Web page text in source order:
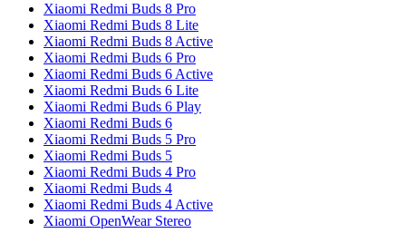
Xiaomi Redmi Buds 8 Pro
Xiaomi Redmi Buds 8 Lite
Xiaomi Redmi Buds 8 Active
Xiaomi Redmi Buds 6 Pro
Xiaomi Redmi Buds 6 Active
Xiaomi Redmi Buds 6 Lite
Xiaomi Redmi Buds 6 Play
Xiaomi Redmi Buds 6
Xiaomi Redmi Buds 5 Pro
Xiaomi Redmi Buds 5
Xiaomi Redmi Buds 4 Pro
Xiaomi Redmi Buds 4
Xiaomi Redmi Buds 4 Active
Xiaomi OpenWear Stereo